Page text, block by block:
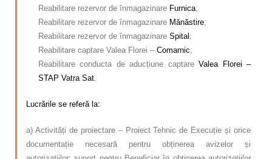
Reabilitare rezervor de înmagazinare Furnica;
Reabilitare rezervor de înmagazinare Mănăstire;
Reabilitare rezervor de înmagazinare Spital ;
Reabilitare captare Valea Florei – Comarnic;
Reabilitare conducta de aducțiune captareValea Florei –
STAP Vatra Sat.
Lucrările se referă la:
a) Activități de proiectare – Proiect Tehnic de Execuție și orice
documentație necesară pentru obținerea avizelor și